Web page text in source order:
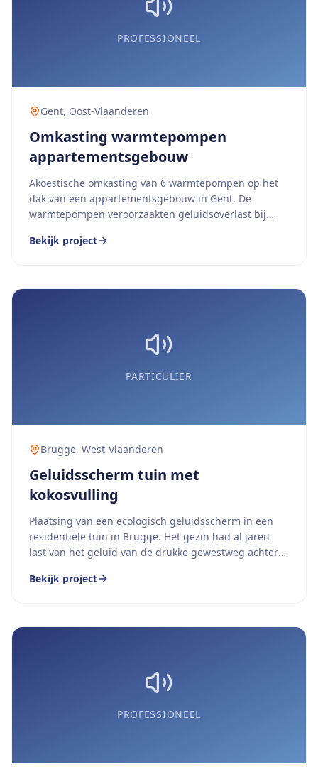
PROFESSIONEEL
Gent, Oost-Vlaanderen
Omkasting warmtepompen
appartementsgebouw
Akoestische omkasting van 6 warmtepompen op het
dak van een appartementsgebouw in Gent. De
warmtepompen veroorzaakten geluidsoverlast bij
geluidsnormen.
Bekijk project
PARTICULIER
Brugge, West-Vlaanderen
Geluidsscherm tuin met
kokosvulling
Plaatsing van een ecologisch geluidsscherm in een
residentiële tuin in Brugge. Het gezin had al jaren
last van het geluid van de drukke gewestweg achter
Bekijk project
PROFESSIONEEL